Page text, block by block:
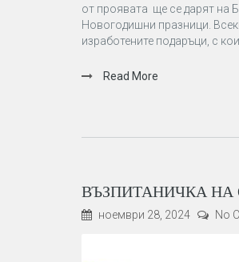
от проявата ще се дарят на
Новогодишни празници.
изработените подаръци, с
Read More
ВЪЗПИТАНИЧКА НА
ноември 28, 2024 No